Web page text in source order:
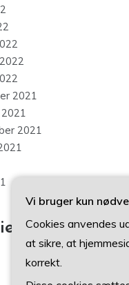
2021
2021
Vi bruger kun
Cookies anvendes
at sikre, at
korrekt.